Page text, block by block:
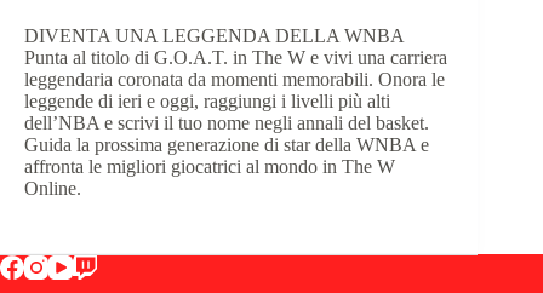
DIVENTA UNA LEGGENDA DELLA WNBA
Punta al titolo di G.O.A.T. in The W e vivi una carriera
leggendaria coronata da momenti memorabili. Onora le
leggende di ieri e oggi, raggiungi i livelli più alti
dell’NBA e scrivi il tuo nome negli annali del basket.
Guida la prossima generazione di star della WNBA e
affronta le migliori giocatrici al mondo in The W
Online.